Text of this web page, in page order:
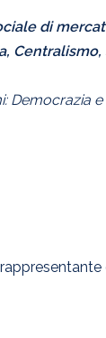
di
Centralismo,
Democrazia e